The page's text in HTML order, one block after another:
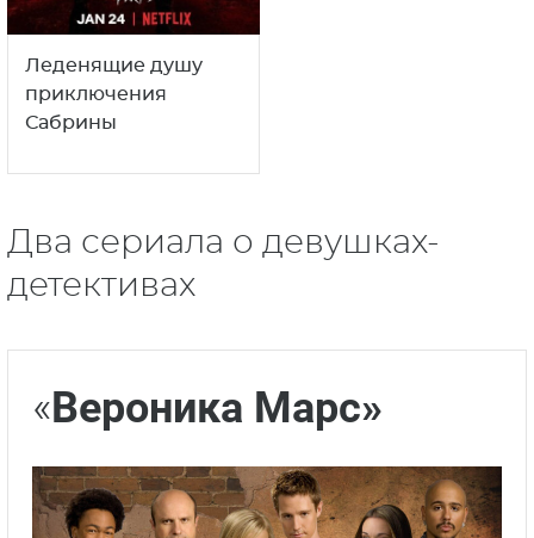
Леденящие душу
приключения
Сабрины
Два сериала о девушках-
детективах
«Вероника Марс»